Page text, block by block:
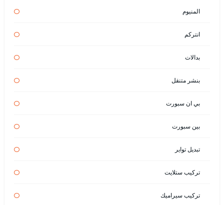
المنيوم
انتركم
بدالات
بنشر متنقل
بي ان سبورت
بين سبورت
تبديل تواير
تركيب ستلايت
تركيب سيراميك